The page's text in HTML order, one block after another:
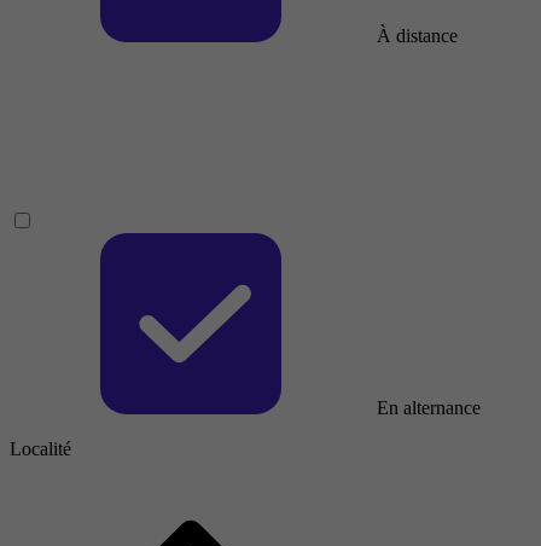
À distance
En alternance
Localité